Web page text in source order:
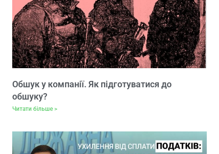
Обшук у компанії. Як підготуватися до
обшуку?
Читати більше >